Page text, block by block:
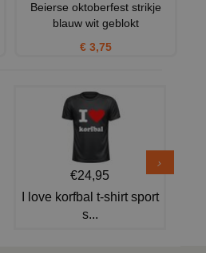
Beierse oktoberfest strikje
blauw wit geblokt
€ 3,75
€24,95
I love korfbal t-shirt sport
s...